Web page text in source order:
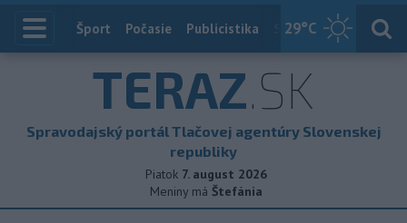
29°C
Index
Šport Počasie Publicistika Slovensko
TERAZ.SK
Spravodajský portál Tlačovej agentúry Slovenskej
republiky
Piatok 7. august 2026
Meniny má Štefánia